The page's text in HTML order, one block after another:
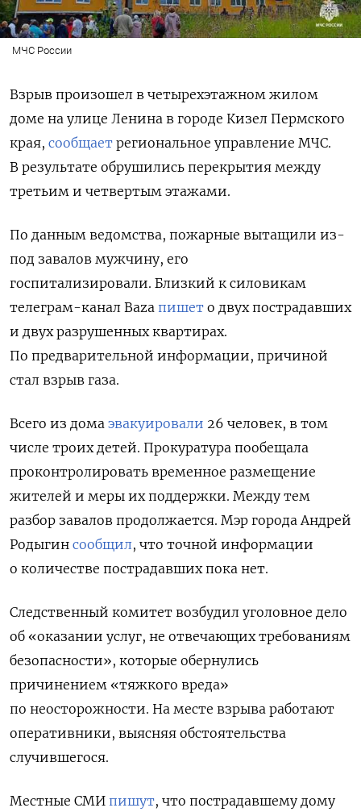
МЧС России
Взрыв произошел в четырехэтажном жилом
доме на улице Ленина в городе Кизел Пермского
края, сообщает региональное управление МЧС.
В результате обрушились перекрытия между
третьим и четвертым этажами.
По данным ведомства, пожарные вытащили из-
под завалов мужчину, его
госпитализировали. Близкий к силовикам
телеграм-канал Baza пишет о двух пострадавших
и двух разрушенных квартирах.
По предварительной информации, причиной
стал взрыв газа.
Всего из дома эвакуировали 26 человек, в том
числе троих детей. Прокуратура пообещала
проконтролировать временное размещение
жителей и меры их поддержки. Между тем
разбор завалов продолжается. Мэр города Андрей
Родыгин сообщил, что точной информации
о количестве пострадавших пока нет.
Следственный комитет возбудил уголовное дело
об «оказании услуг, не отвечающих требованиям
безопасности», которые обернулись
причинением «тяжкого вреда»
по неосторожности. На месте взрыва работают
оперативники, выясняя обстоятельства
случившегося.
Местные СМИ пишут, что пострадавшему дому